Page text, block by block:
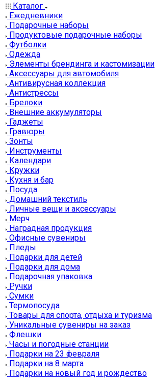
Каталог
Ежедневники
Подарочные наборы
Продуктовые подарочные наборы
Футболки
Одежда
Элементы брендинга и кастомизации
Аксессуары для автомобиля
Антивирусная коллекция
Антистрессы
Брелоки
Внешние аккумуляторы
Гаджеты
Гравюры
Зонты
Инструменты
Календари
Кружки
Кухня и бар
Посуда
Домашний текстиль
Личные вещи и аксессуары
Мерч
Наградная продукция
Офисные сувениры
Пледы
Подарки для детей
Подарки для дома
Подарочная упаковка
Ручки
Сумки
Термопосуда
Товары для спорта, отдыха и туризма
Уникальные сувениры на заказ
Флешки
Часы и погодные станции
Подарки на 23 февраля
Подарки на 8 марта
Подарки на новый год и рождество